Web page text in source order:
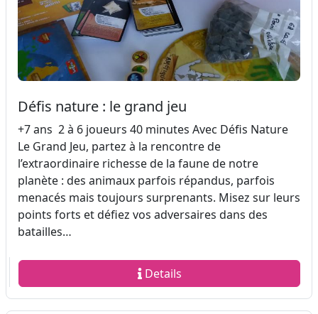
Défis nature : le grand jeu
+7 ans 2 à 6 joueurs 40 minutes Avec Défis Nature
Le Grand Jeu, partez à la rencontre de
l’extraordinaire richesse de la faune de notre
planète : des animaux parfois répandus, parfois
menacés mais toujours surprenants. Misez sur leurs
points forts et défiez vos adversaires dans des
batailles…
Details